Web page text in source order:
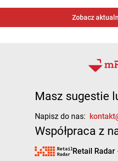
Zobacz
Masz sugestie
Napisz do nas:
Współpraca z
Retail